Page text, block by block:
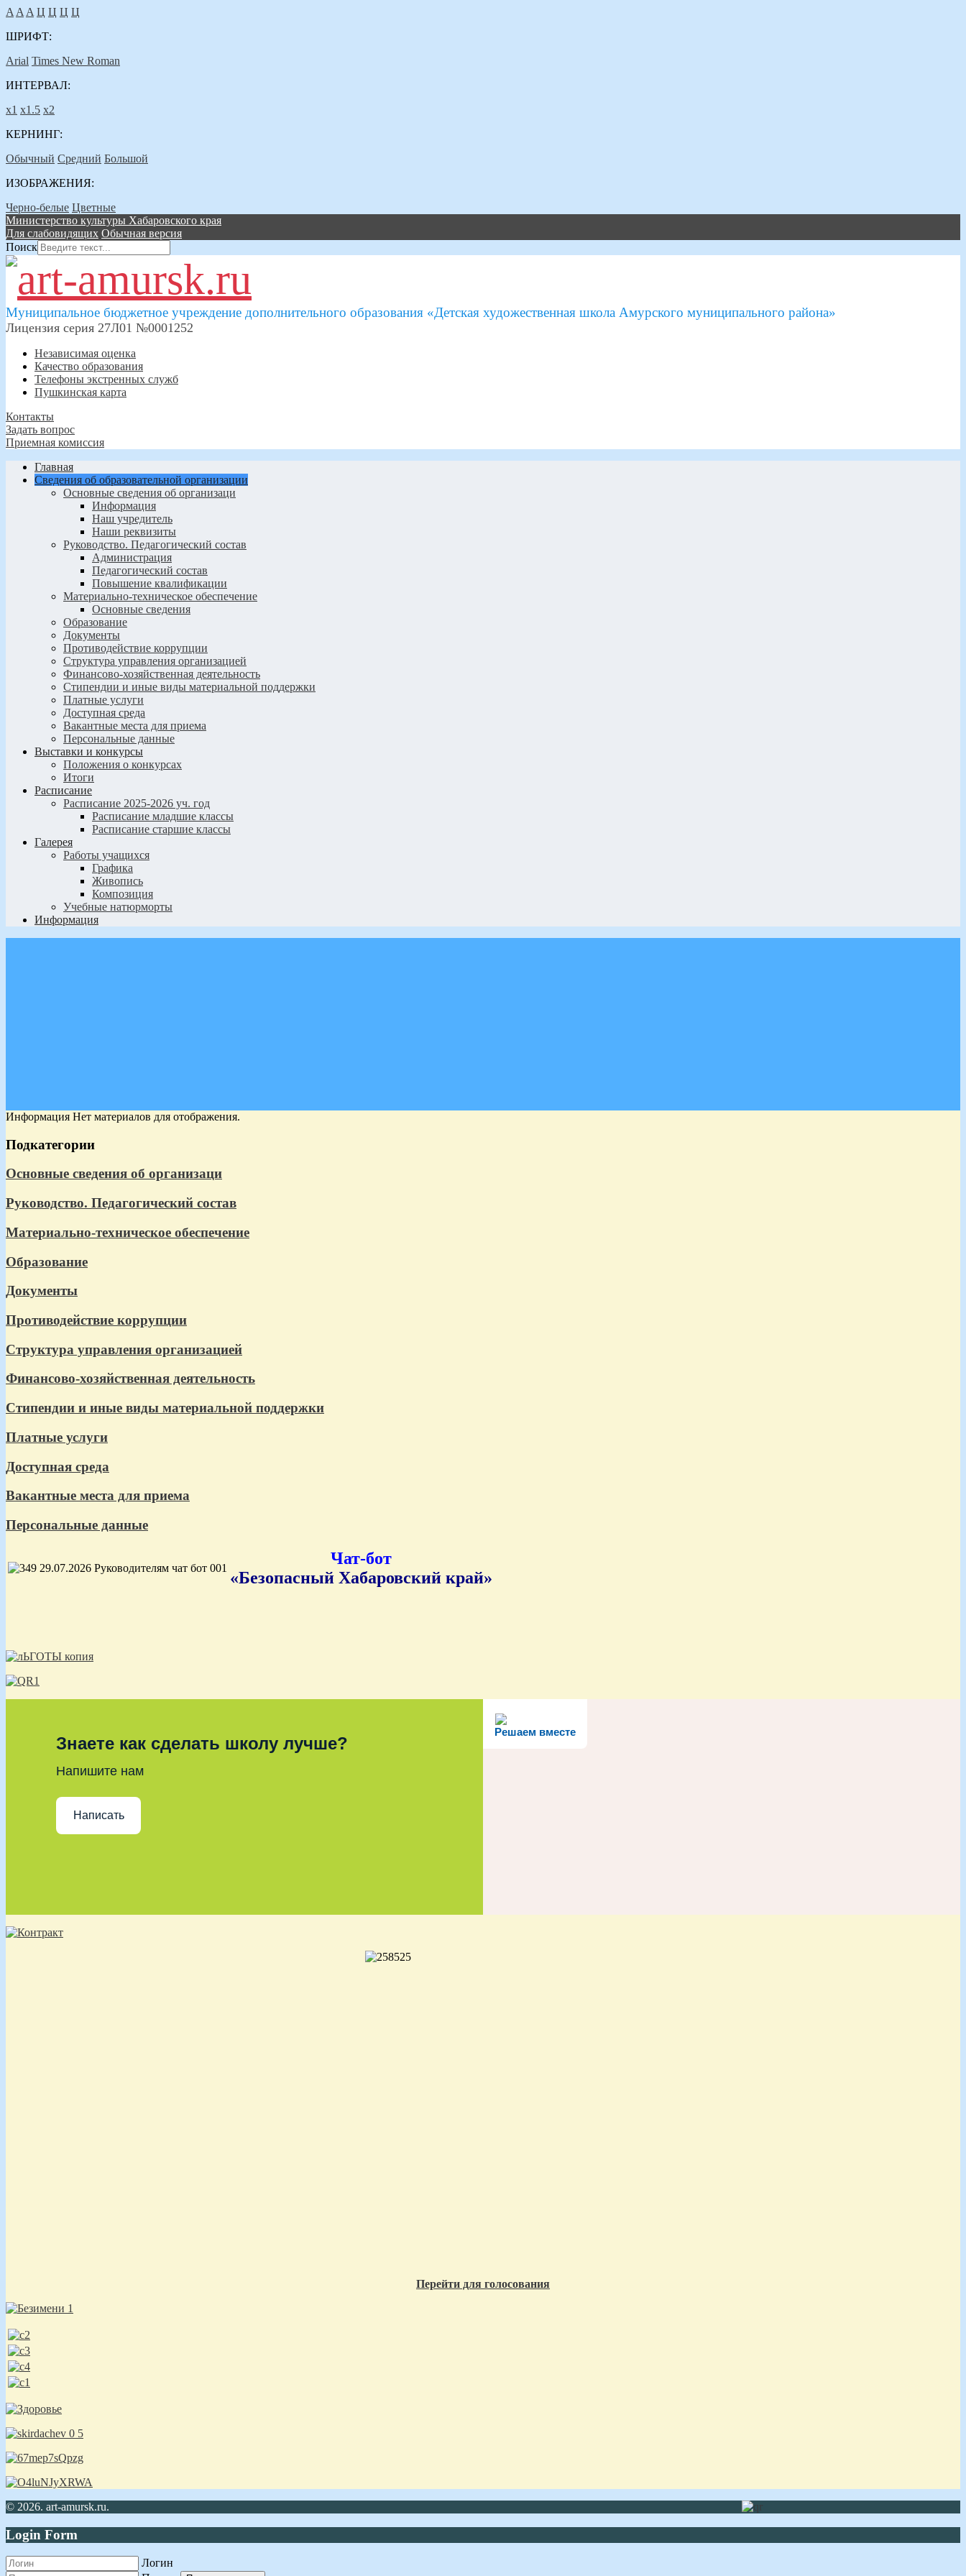
A A A Ц Ц Ц Ц
ШРИФТ:
Arial Times New Roman
ИНТЕРВАЛ:
х1 х1.5 х2
КЕРНИНГ:
Обычный Средний Большой
ИЗОБРАЖЕНИЯ:
Черно-белые Цветные
Министерство культуры Хабаровского края
Для слабовидящих Обычная версия
Поиск
Муниципальное бюджетное учреждение дополнительного образования «Детская художественная школа Амурского муниципального района»
Лицензия серия 27Л01 №0001252
Независимая оценка
Качество образования
Телефоны экстренных служб
Пушкинская карта
Контакты
Задать вопрос
Приемная комиссия
Главная
Сведения об образовательной организации
Основные сведения об организаци
Информация
Наш учредитель
Наши реквизиты
Руководство. Педагогический состав
Администрация
Педагогический состав
Повышение квалификации
Материально-техническое обеспечение
Основные сведения
Образование
Документы
Противодействие коррупции
Структура управления организацией
Финансово-хозяйственная деятельность
Стипендии и иные виды материальной поддержки
Платные услуги
Доступная среда
Вакантные места для приема
Персональные данные
Выставки и конкурсы
Положения о конкурсах
Итоги
Расписание
Расписание 2025-2026 уч. год
Расписание младшие классы
Расписание старшие классы
Галерея
Работы учащихся
Графика
Живопись
Композиция
Учебные натюрморты
Информация
Информация Нет материалов для отображения.
Подкатегории
Основные сведения об организаци
Руководство. Педагогический состав
Материально-техническое обеспечение
Образование
Документы
Противодействие коррупции
Структура управления организацией
Финансово-хозяйственная деятельность
Стипендии и иные виды материальной поддержки
Платные услуги
Доступная среда
Вакантные места для приема
Персональные данные
Чат-бот
«Безопасный Хабаровский край»
Решаем вместе
Знаете как сделать школу лучше?
Напишите нам
Написать
Перейти для голосования
© 2026. art-amursk.ru.
Login Form
Логин